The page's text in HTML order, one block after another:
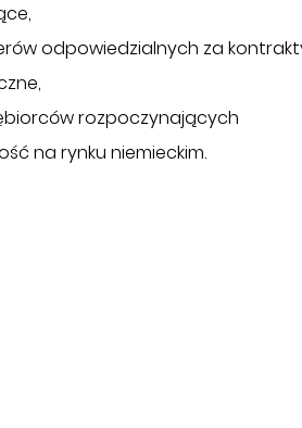
odpowiedzialnych za
rozpoczynających
na rynku niemieckim.